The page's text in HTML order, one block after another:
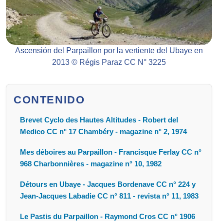
Ascensión del Parpaillon por la vertiente del Ubaye en
2013 © Régis Paraz CC N° 3225
CONTENIDO
Brevet Cyclo des Hautes Altitudes - Robert del
Medico CC n° 17 Chambéry - magazine n° 2, 1974
Mes déboires au Parpaillon - Francisque Ferlay CC n°
968 Charbonnières - magazine n° 10, 1982
Détours en Ubaye - Jacques Bordenave CC n° 224 y
Jean-Jacques Labadie CC n° 811 - revista n° 11, 1983
Le Pastis du Parpaillon - Raymond Cros CC n° 1906